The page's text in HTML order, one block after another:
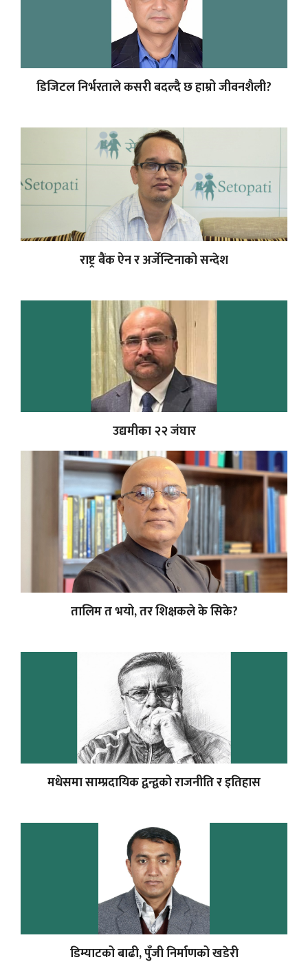
डिजिटल निर्भरताले कसरी बदल्दै छ हाम्रो जीवनशैली?
राष्ट्र बैंक ऐन र अर्जेन्टिनाको सन्देश
उद्यमीका २२ जंघार
तालिम त भयो, तर शिक्षकले के सिके?
मधेसमा साम्प्रदायिक द्वन्द्वको राजनीति र इतिहास
डिम्याटको बाढी, पुँजी निर्माणको खडेरी